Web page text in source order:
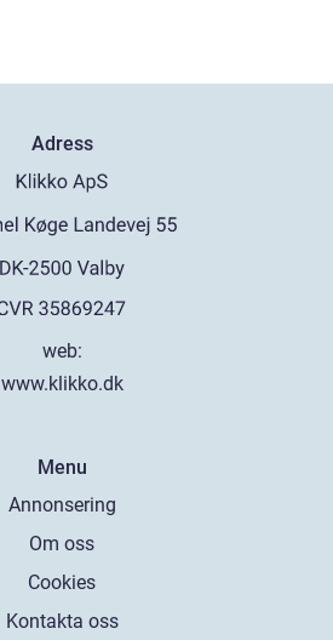
Adress
web:
www.klikko.dk
Menu
Annonsering
Om oss
Cookies
Kontakta oss